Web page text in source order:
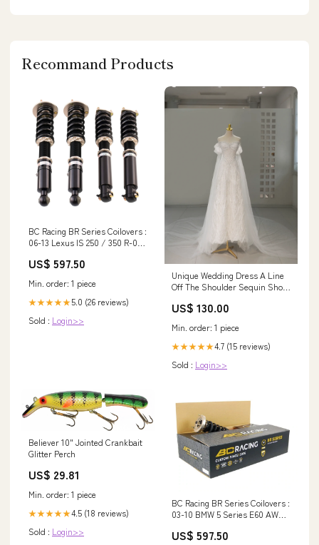
Recommand Products
BC Racing BR Series Coilovers :
06-13 Lexus IS 250 / 350 R-02-
US$ 597.50
Min. order: 1 piece
★★★★★5.0 (26 reviews)
Sold : Login>>
Unique Wedding Dress A Line
Off The Shoulder Sequin Short
Bridal Gowns DH2063 prom
US$ 130.00
Min. order: 1 piece
★★★★★4.7 (15 reviews)
Sold : Login>>
Believer 10" Jointed Crankbait
Glitter Perch
US$ 29.81
Min. order: 1 piece
★★★★★4.5 (18 reviews)
Sold : Login>>
BC Racing BR Series Coilovers :
03-10 BMW 5 Series E60 AWD
US$ 597.50